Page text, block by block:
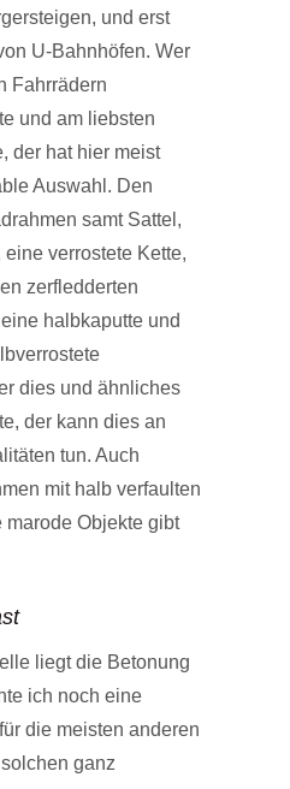
und erst
U-Bahnhöfen. Wer
Fahrrädern
und am liebsten
der hat hier meist
Auswahl. Den
samt Sattel,
verrostete Kette,
zerfledderten
halbkaputte und
dies und ähnliches
der kann dies an
tun. Auch
mit halb verfaulten
marode Objekte gibt
liegt die Betonung
ich noch eine
die meisten anderen
ganz